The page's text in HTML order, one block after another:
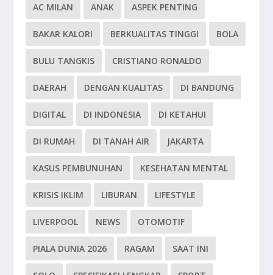
AC MILAN ANAK ASPEK PENTING
BAKAR KALORI BERKUALITAS TINGGI BOLA
BULU TANGKIS CRISTIANO RONALDO
DAERAH DENGAN KUALITAS DI BANDUNG
DIGITAL DI INDONESIA DI KETAHUI
DI RUMAH DI TANAH AIR JAKARTA
KASUS PEMBUNUHAN KESEHATAN MENTAL
KRISIS IKLIM LIBURAN LIFESTYLE
LIVERPOOL NEWS OTOMOTIF
PIALA DUNIA 2026 RAGAM SAAT INI